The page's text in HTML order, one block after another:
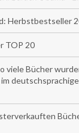
Herbstbestseller
TOP 20
viele Bücher